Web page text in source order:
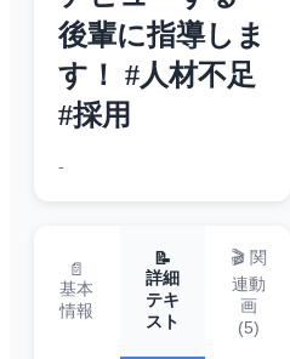
後輩に指導しま
す！ #人材不足
#採用
-
📄
基本
情報
📝
詳細
テキ
スト
🎬 関
連動
画
(5)